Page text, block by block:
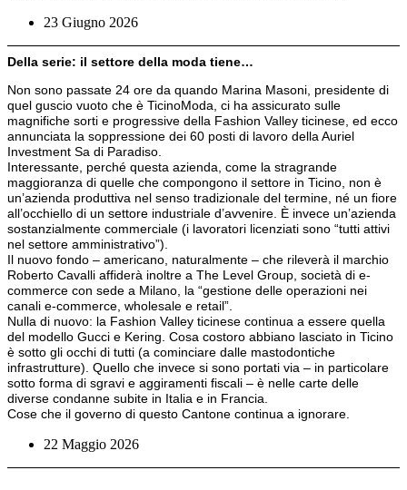
23 Giugno 2026
Della serie: il settore della moda tiene…
Non sono passate 24 ore da quando Marina Masoni, presidente di
quel guscio vuoto che è TicinoModa, ci ha assicurato sulle
magnifiche sorti e progressive della Fashion Valley ticinese, ed ecco
annunciata la soppressione dei 60 posti di lavoro della Auriel
Investment Sa di Paradiso.
Interessante, perché questa azienda, come la stragrande
maggioranza di quelle che compongono il settore in Ticino, non è
un’azienda produttiva nel senso tradizionale del termine, né un fiore
all’occhiello di un settore industriale d’avvenire. È invece un’azienda
sostanzialmente commerciale (i lavoratori licenziati sono “tutti attivi
nel settore amministrativo”).
Il nuovo fondo – americano, naturalmente – che rileverà il marchio
Roberto Cavalli affiderà inoltre a The Level Group, società di e-
commerce con sede a Milano, la “gestione delle operazioni nei
canali e-commerce, wholesale e retail”.
Nulla di nuovo: la Fashion Valley ticinese continua a essere quella
del modello Gucci e Kering. Cosa costoro abbiano lasciato in Ticino
è sotto gli occhi di tutti (a cominciare dalle mastodontiche
infrastrutture). Quello che invece si sono portati via – in particolare
sotto forma di sgravi e aggiramenti fiscali – è nelle carte delle
diverse condanne subite in Italia e in Francia.
Cose che il governo di questo Cantone continua a ignorare.
22 Maggio 2026